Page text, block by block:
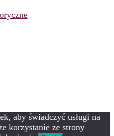
aby świadczyć usługi na
korzystanie ze strony